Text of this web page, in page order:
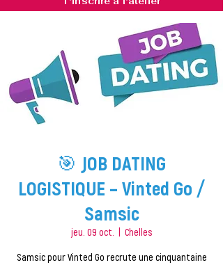
🎯 JOB DATING
LOGISTIQUE – Vinted Go /
Samsic
jeu. 09 oct. Chelles
Samsic pour Vinted Go recrute une cinquantaine